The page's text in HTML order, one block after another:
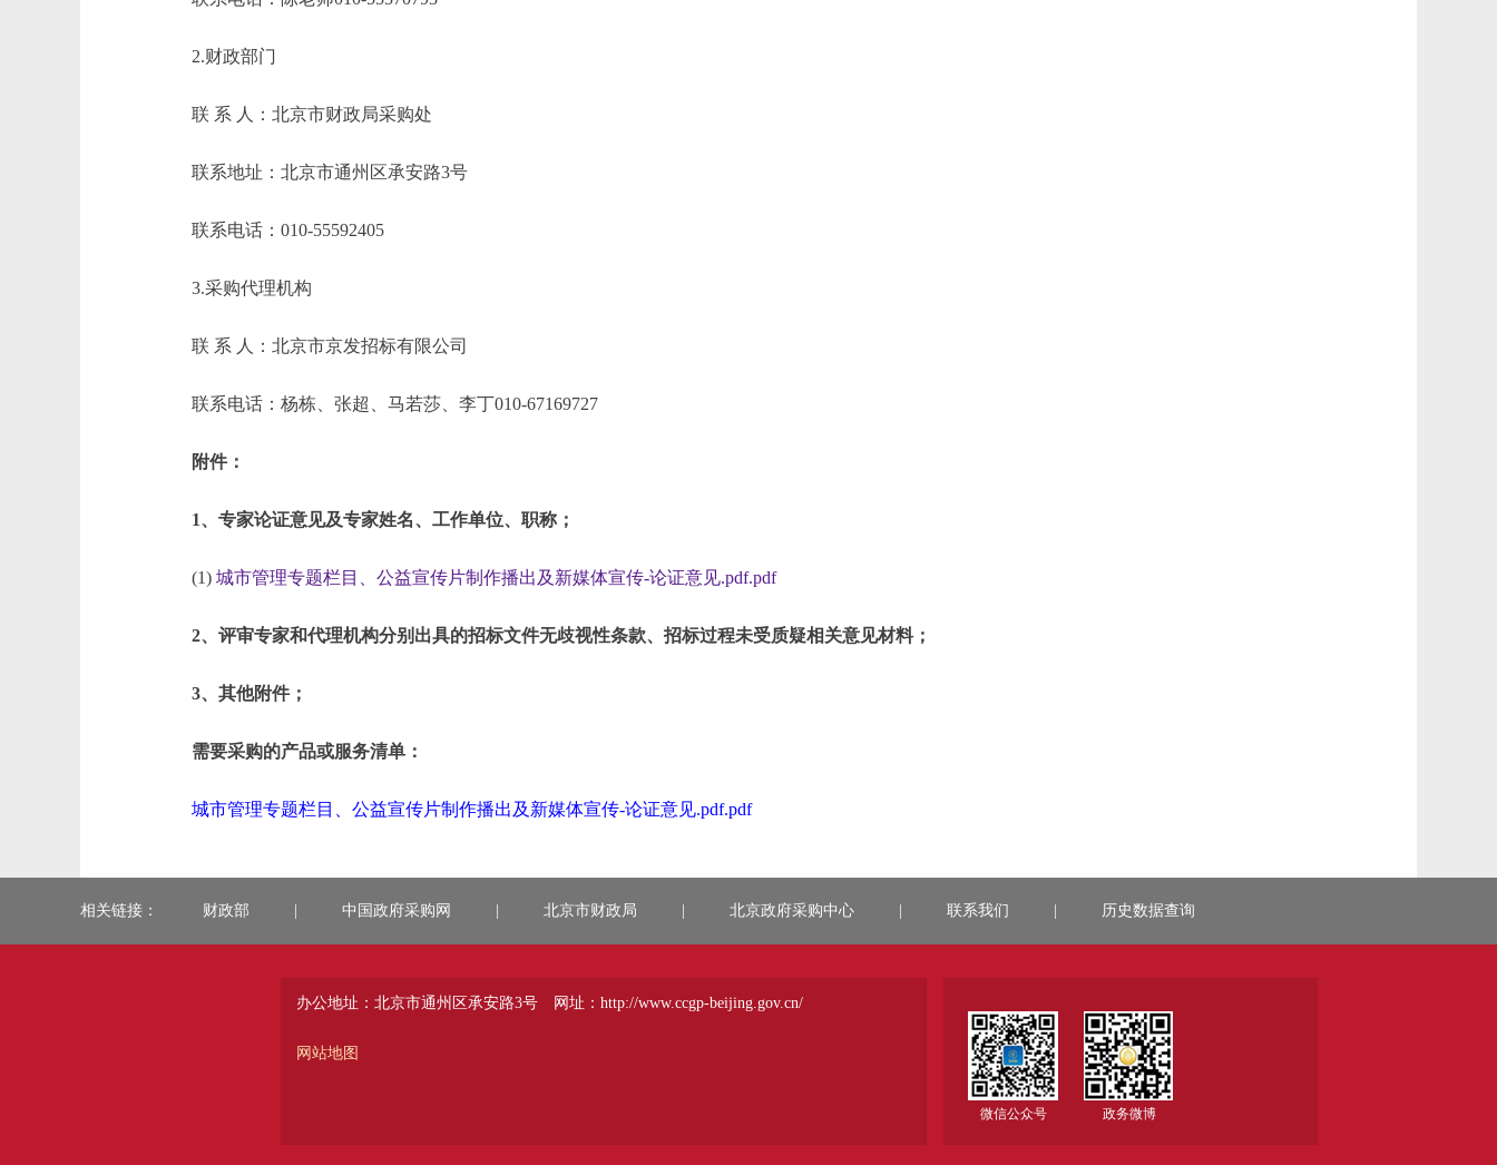
2.财政部门
联 系 人：北京市财政局采购处
联系地址：北京市通州区承安路3号
联系电话：010-55592405
3.采购代理机构
联 系 人：北京市京发招标有限公司
联系电话：杨栋、张超、马若莎、李丁010-67169727
附件：
1、专家论证意见及专家姓名、工作单位、职称；
(1) 城市管理专题栏目、公益宣传片制作播出及新媒体宣传-论证意见.pdf.pdf
2、评审专家和代理机构分别出具的招标文件无歧视性条款、招标过程未受质疑相关意见材料；
3、其他附件；
需要采购的产品或服务清单：
城市管理专题栏目、公益宣传片制作播出及新媒体宣传-论证意见.pdf.pdf
相关链接： 财政部 中国政府采购网 北京市财政局 北京政府采购中心 联系我们 历史数据查询
办公地址：北京市通州区承安路3号
网站地图
网址：http://www.ccgp-beijing.gov.cn/
微信公众号 政务微博